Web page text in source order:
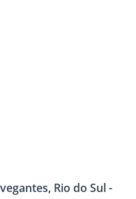
Rio do Sul -